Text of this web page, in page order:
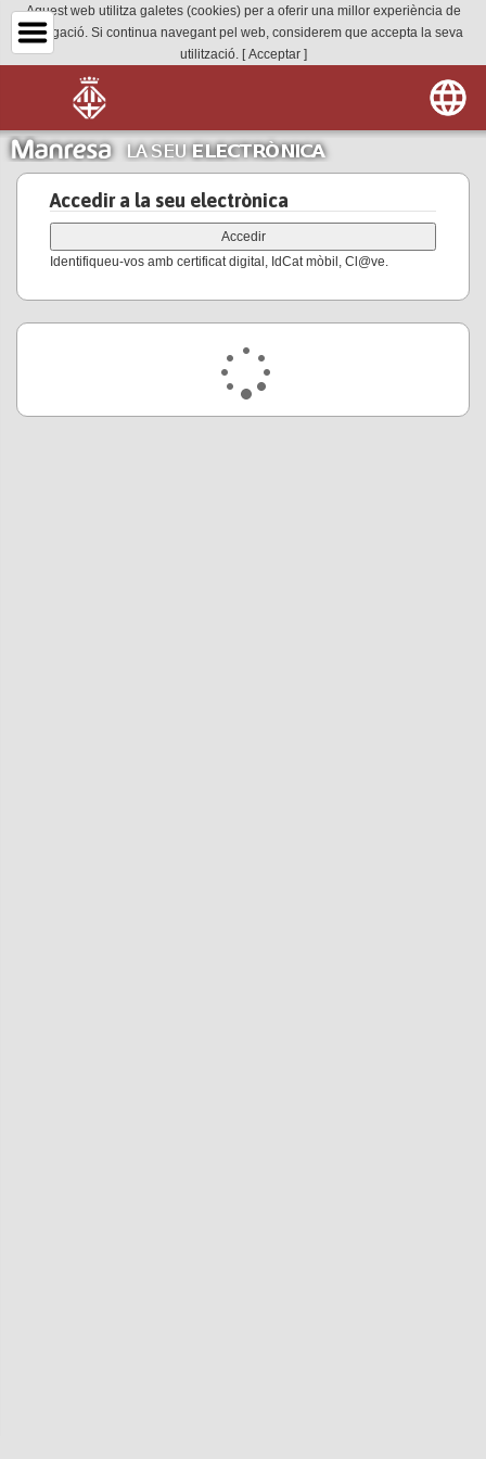
Aquest web utilitza galetes (cookies) per a oferir una millor experiència de
navegació. Si continua navegant pel web, considerem que accepta la seva
utilització. [ Acceptar ]
Accedir a la seu electrònica
Identifiqueu-vos amb certificat digital, IdCat mòbil, Cl@ve.